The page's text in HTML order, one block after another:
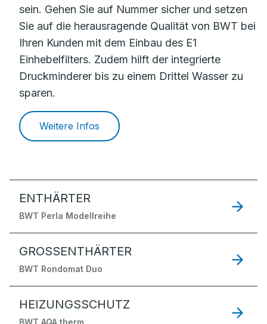
sein. Gehen Sie auf Nummer sicher und setzen
Sie auf die herausragende Qualität von BWT bei
Ihren Kunden mit dem Einbau des E1
Einhebelfilters. Zudem hilft der integrierte
Druckminderer bis zu einem Drittel Wasser zu
sparen.
Weitere Infos
ENTHÄRTER
BWT Perla Modellreihe
GROSSENTHÄRTER
BWT Rondomat Duo
HEIZUNGSSCHUTZ
BWT AQA therm